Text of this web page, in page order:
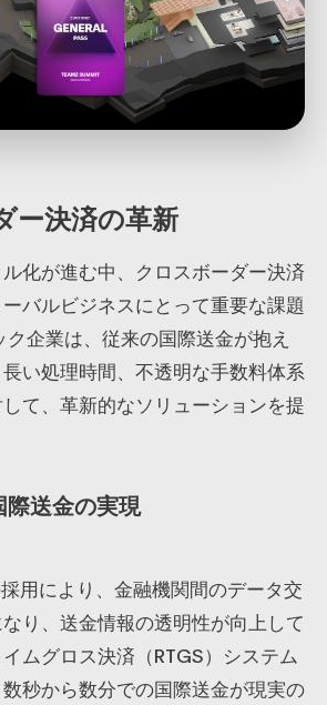
ー決済の革新
化が進む中、クロスボーダー決済
バルビジネスにとって重要な課題
企業は、従来の国際送金が抱え
い処理時間、不透明な手数料体系
て、革新的なソリューションを提
際送金の実現
用により、金融機関間のデータ交
り、送金情報の透明性が向上して
ムグロス決済（RTGS）システム
秒から数分での国際送金が現実の